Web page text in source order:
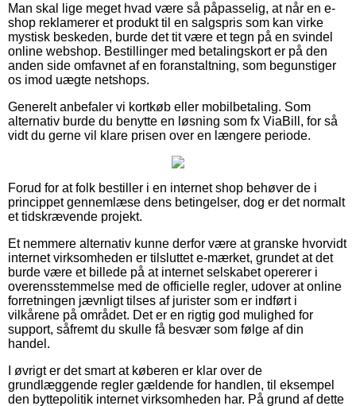
Man skal lige meget hvad være så påpasselig, at når en e-
shop reklamerer et produkt til en salgspris som kan virke
mystisk beskeden, burde det tit være et tegn på en svindel
online webshop. Bestillinger med betalingskort er på den
anden side omfavnet af en foranstaltning, som begunstiger
os imod uægte netshops.
Generelt anbefaler vi kortkøb eller mobilbetaling. Som
alternativ burde du benytte en løsning som fx ViaBill, for så
vidt du gerne vil klare prisen over en længere periode.
Forud for at folk bestiller i en internet shop behøver de i
princippet gennemlæse dens betingelser, dog er det normalt
et tidskrævende projekt.
Et nemmere alternativ kunne derfor være at granske hvorvidt
internet virksomheden er tilsluttet e-mærket, grundet at det
burde være et billede på at internet selskabet opererer i
overensstemmelse med de officielle regler, udover at online
forretningen jævnligt tilses af jurister som er indført i
vilkårene på området. Det er en rigtig god mulighed for
support, såfremt du skulle få besvær som følge af din
handel.
I øvrigt er det smart at køberen er klar over de
grundlæggende regler gældende for handlen, til eksempel
den byttepolitik internet virksomheden har. På grund af dette